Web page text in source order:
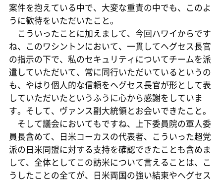
案件を抱えている中で、大変な重責の中でも、このよ
うに歓待をいただいたこと。
こういったことに加えまして、今回ハワイからです
ね、このワシントンにおいて、一貫してヘグセス長官
の指示の下で、私のセキュリティについてチームを派
遣していただいて、常に同行いただいているというの
も、やはり個人的な信頼をヘグセス長官が形として表
していただいたというふうに心から感謝をしていま
す。そして、ヴァンス副大統領とお会いできたこと。
そして議会においてもですね、上下委員院の軍人委
員長含めて、日米コーカスの代表者、こういった超党
派の日米同盟に対する支持を確認できたことも含めま
して、全体としてこの訪米について言えることは、こ
うしたことの全てが、日米両国の強い結束やヘグセス